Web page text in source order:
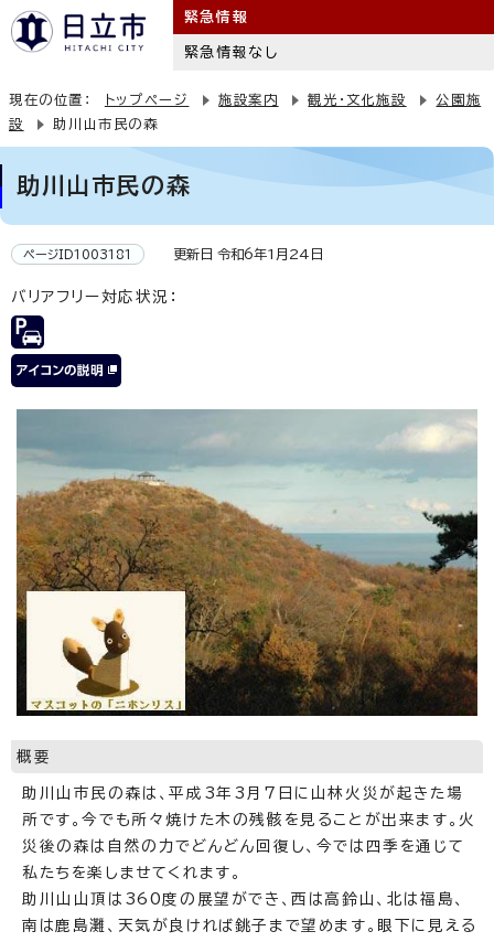
緊急情報
緊急情報なし
現在の位置： トップページ 施設案内 観光・文化施設
公園施
設
助川山市民の森
助川山市民の森
ページID1003181 更新日 令和6年1月24日
バリアフリー対応状況：
概要
助川山市民の森は、平成3年3月7日に山林火災が起きた場
所です。今でも所々焼けた木の残骸を見ることが出来ます。火
災後の森は自然の力でどんどん回復し、今では四季を通じて
私たちを楽しませてくれます。
助川山山頂は360度の展望ができ、西は高鈴山、北は福島、
南は鹿島灘、天気が良ければ銚子まで望めます。眼下に見える